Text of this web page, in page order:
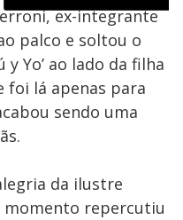
ex-integrante
palco e soltou o
y Yo’ ao lado da filha
foi lá apenas para
sendo uma
da ilustre
momento repercutiu